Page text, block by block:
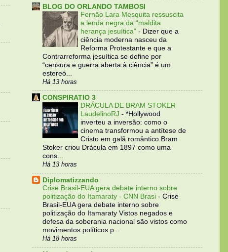
BLOG DO ORLANDO TAMBOSI
Fernão Lara Mesquita ressuscita
a lenda negra da “maldita
herança jesuítica” - Dizer que a
ciência moderna nasceu da
Reforma Protestante e que a
Contrarreforma jesuítica se define por
“censura e guerra aberta à ciência” é um
estereó...
Há 13 horas
CONSPIRATIO 3
DRÁCULA DE BRAM STOKER
LaudelinoRJ - *Hollywood
inverteu a inversão: como o
cinema transformou a antítese de
Cristo em galã romântico.Bram
Stoker criou Drácula em 1897 como uma
cons...
Há 13 horas
Diplomatizzando
Crise Brasil-EUA gera debate interno sobre
politização do Itamaraty - CNN Brasi - Crise
Brasil-EUA gera debate interno sobre
politização do Itamaraty Vistos negados e
defesa da soberania nacional são vistos como
movimentos políticos p...
Há 18 horas